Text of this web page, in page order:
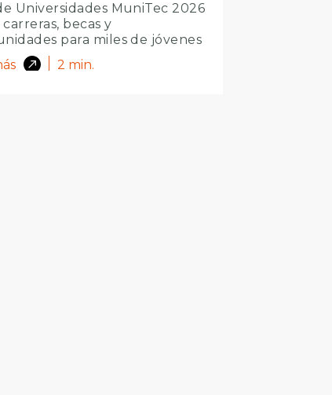
Universidades MuniTec 2026
becas y
para miles de jóvenes
2 min.